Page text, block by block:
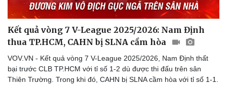
Bóng đá
Lịch thi đấu bóng đá
Thế giới thể thao
Ô tô
Xe máy
Tư vấn
Kết quả vòng 7 V-League 2025/2026: Nam Định
thua TP.HCM, CAHN bị SLNA cầm hòa
VOV.VN - Kết quả vòng 7 V-League 2025/2026, Nam Định thất
bại trước CLB TP.HCM với tỉ số 1-2 dù được thi đấu trên sân
Thiên Trường. Trong khi đó, CAHN bị SLNA cầm hòa với tỉ số 1-1.